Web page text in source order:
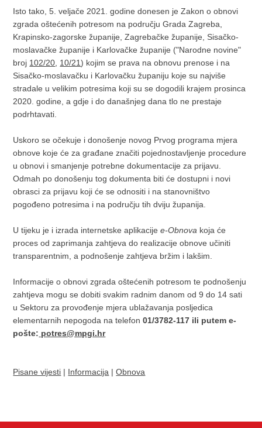
Isto tako, 5. veljače 2021. godine donesen je Zakon o obnovi
zgrada oštećenih potresom na području Grada Zagreba,
Krapinsko-zagorske županije, Zagrebačke županije, Sisačko-
moslavačke županije i Karlovačke županije ("Narodne novine"
broj 102/20 10/21) kojim se prava na obnovu prenose i na
Sisačko-moslavačku i Karlovačku županiju koje su najviše
stradale u velikim potresima koji su se dogodili krajem prosinca
2020. godine, a gdje i do današnjeg dana tlo ne prestaje
podrhtavati.
Uskoro se očekuje i donošenje novog Prvog programa mjera
obnove koje će za građane značiti pojednostavljenje procedure
u obnovi i smanjenje potrebne dokumentacije za prijavu.
Odmah po donošenju tog dokumenta biti će dostupni i novi
obrasci za prijavu koji će se odnositi i na stanovništvo
pogođeno potresima i na području tih dviju županija.
U tijeku je i izrada internetske aplikacijee-Obnova koja će
proces od zaprimanja zahtjeva do realizacije obnove učiniti
transparentnim, a podnošenje zahtjeva bržim i lakšim.
Informacije o obnovi zgrada oštećenih potresom te podnošenju
zahtjeva mogu se dobiti svakim radnim danom od 9 do 14 sati
u Sektoru za provođenje mjera ublažavanja posljedica
elementarnih nepogoda na telefon01/3782-117 ili putem e-
pošte: potres@mpgi.hr
Pisane vijesti | Informacija |Obnova